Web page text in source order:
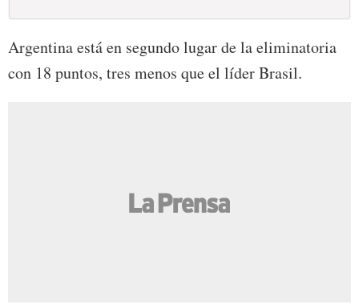
Argentina está en segundo lugar de la eliminatoria
con 18 puntos, tres menos que el líder Brasil.